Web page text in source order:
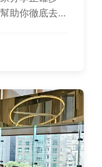
助你徹底去除